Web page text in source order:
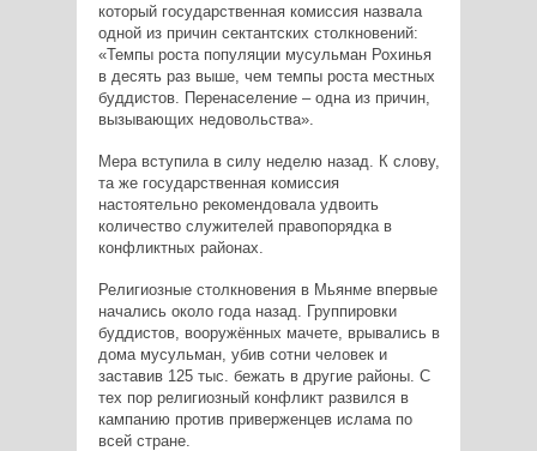
который государственная комиссия назвала
одной из причин сектантских столкновений:
«Темпы роста популяции мусульман Рохинья
в десять раз выше, чем темпы роста местных
буддистов. Перенаселение – одна из причин,
вызывающих недовольства».
Мера вступила в силу неделю назад. К слову,
та же государственная комиссия
настоятельно рекомендовала удвоить
количество служителей правопорядка в
конфликтных районах.
Религиозные столкновения в Мьянме впервые
начались около года назад. Группировки
буддистов, вооружённых мачете, врывались в
дома мусульман, убив сотни человек и
заставив 125 тыс. бежать в другие районы. С
тех пор религиозный конфликт развился в
кампанию против приверженцев ислама по
всей стране.